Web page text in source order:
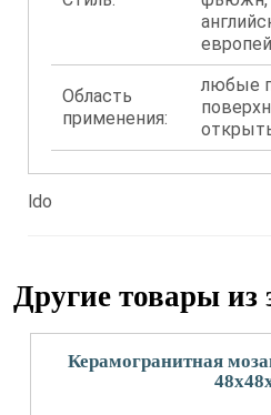
Область
применения:
любые
ldo
Другие товары из
Керамогранитная